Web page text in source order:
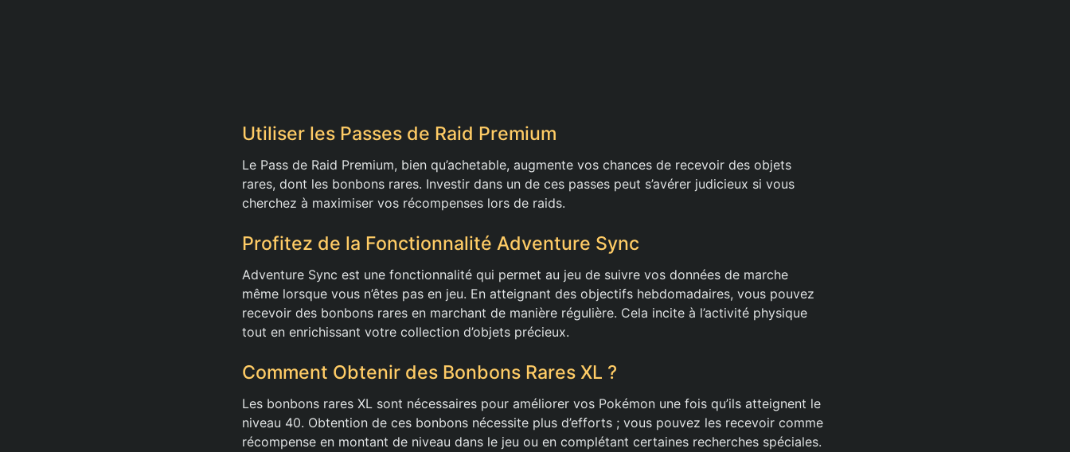
Utiliser les Passes de Raid Premium
Le Pass de Raid Premium, bien qu’achetable, augmente vos chances de recevoir des objets
rares, dont les bonbons rares. Investir dans un de ces passes peut s’avérer judicieux si vous
cherchez à maximiser vos récompenses lors de raids.
Profitez de la Fonctionnalité Adventure Sync
Adventure Sync est une fonctionnalité qui permet au jeu de suivre vos données de marche
même lorsque vous n’êtes pas en jeu. En atteignant des objectifs hebdomadaires, vous pouvez
recevoir des bonbons rares en marchant de manière régulière. Cela incite à l’activité physique
tout en enrichissant votre collection d’objets précieux.
Comment Obtenir des Bonbons Rares XL ?
Les bonbons rares XL sont nécessaires pour améliorer vos Pokémon une fois qu’ils atteignent le
niveau 40. Obtention de ces bonbons nécessite plus d’efforts ; vous pouvez les recevoir comme
récompense en montant de niveau dans le jeu ou en complétant certaines recherches spéciales.